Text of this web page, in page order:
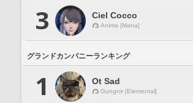
3 Ciel Cocco
Anima [Mana]
グランドカンパニーランキング
1 Ot Sad
Gungnir [Elemental]